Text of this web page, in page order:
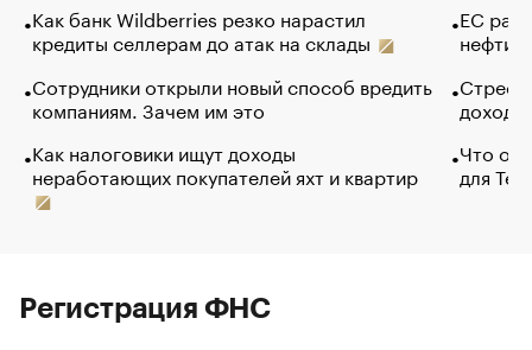
Как банк Wildberries резко нарастил
кредиты селлерам до атак на склады
Сотрудники открыли новый способ вредить
компаниям. Зачем им это
Как налоговики ищут доходы
неработающих покупателей яхт и квартир
ЕС
нефти
Что
для
Регистрация ФНС